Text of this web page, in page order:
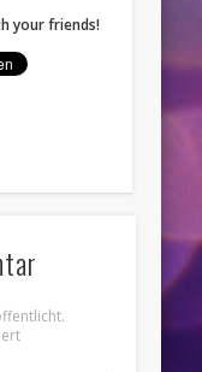
your friends!